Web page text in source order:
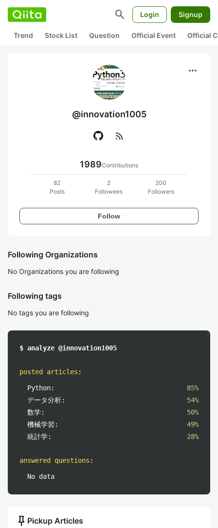
search Login Signup
Trend Stock List Question Official Event Official
more_horiz
@innovation1005
rss_feed
1989Contributions
82
Posts
2
Followees
200
Followers
Follow
Following Organizations
No Organizations you are following
Following tags
No tags you are following
$ analyze @innovation1005
posted articles :
Python:
85%
データ分析:
54%
数学:
50%
機械学習:
49%
統計学:
28%
answered questions :
No data
push_pin Pickup Articles